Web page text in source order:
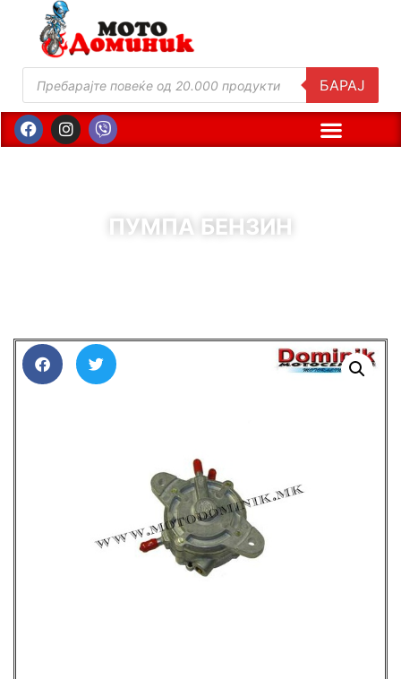
БАРАЈ
ПУМПА БЕНЗИН